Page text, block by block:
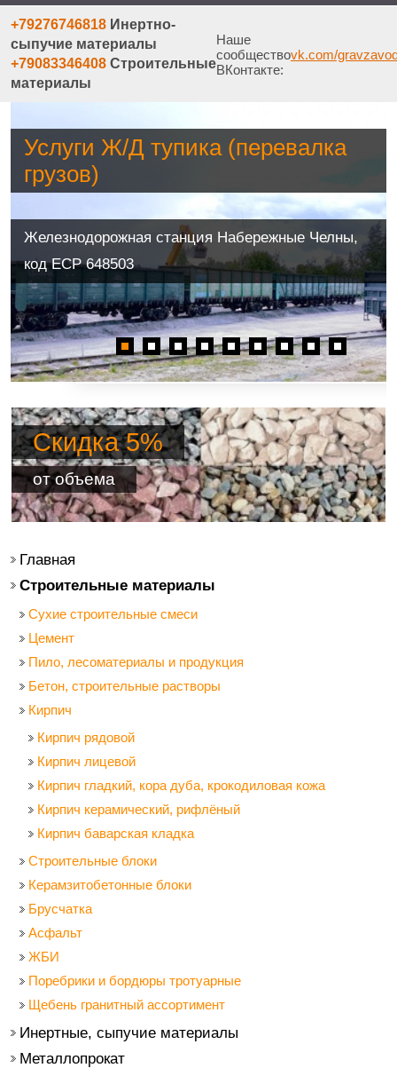
+79276746818 Инертно-
сыпучие материалы
+79083346408 Строительные
материалы
Наше
сообщество
ВКонтакте:
vk.com/
Услуги Ж/Д тупика (перевалка
грузов)
Железнодорожная станция Набережные Челны,
код ЕСР 648503
Скидка 5%
от объема
Главная
Строительные материалы
Сухие строительные смеси
Цемент
Пило, лесоматериалы и продукция
Бетон, строительные растворы
Кирпич
Кирпич рядовой
Кирпич лицевой
Кирпич гладкий, кора дуба, крокодиловая кожа
Кирпич керамический, рифлёный
Кирпич баварская кладка
Строительные блоки
Керамзитобетонные блоки
Брусчатка
Асфальт
ЖБИ
Поребрики и бордюры тротуарные
Щебень гранитный ассортимент
Инертные, сыпучие материалы
Металлопрокат